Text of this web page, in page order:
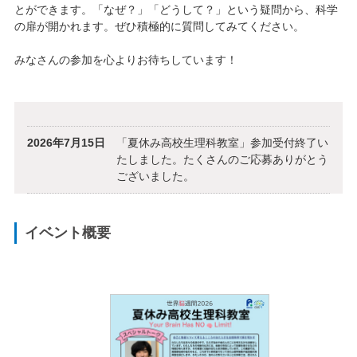
とができます。「なぜ？」「どうして？」という疑問から、科学
の扉が開かれます。ぜひ積極的に質問してみてください。
みなさんの参加を心よりお待ちしています！
2026年7月15日
「夏休み高校生理科教室」参加受付終了い
たしました。たくさんのご応募ありがとう
ございました。
イベント概要